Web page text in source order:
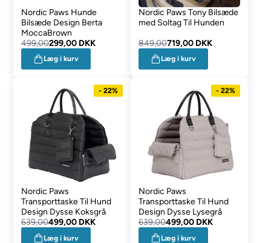
Nordic Paws Hunde
Bilsæde Design Berta
MoccaBrown
499,00299,00 DKK
Læg i kurv
Nordic Paws Tony Bilsæde
med Soltag Til Hunden
849,00719,00 DKK
Læg i kurv
- 22%
Nordic Paws
Transporttaske Til Hund
Design Dysse Koksgrå
639,00499,00 DKK
Læg i kurv
- 22%
Nordic Paws
Transporttaske Til Hund
Design Dysse Lysegrå
639,00499,00 DKK
Læg i kurv